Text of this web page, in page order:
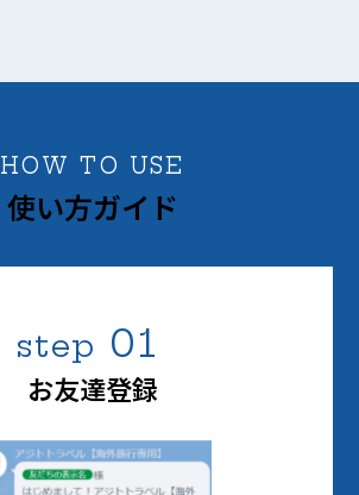
HOW TO USE
使い方ガイド
step 01
お友達登録